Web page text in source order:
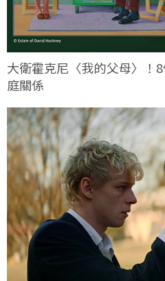
大衛霍克尼〈我的父母〉！
庭關係